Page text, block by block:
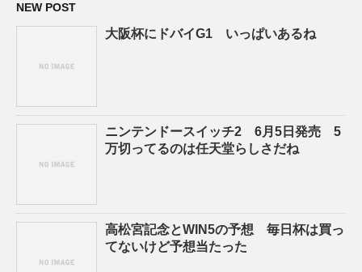
NEW POST
大阪杯にドバイG1 いっぱいあるね
ニンテンドースイッチ2 6月5日発売 5
万切ってるのは任天堂らしさだね
高松宮記念とWIN5の予想 毎日杯は買っ
てないけど予想当たった